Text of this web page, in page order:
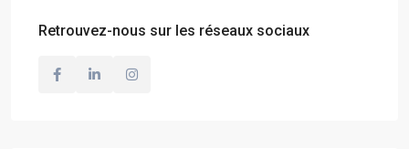
Retrouvez-nous sur les réseaux sociaux